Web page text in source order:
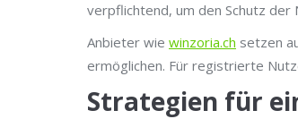
verpflichtend, um den Schutz der
Anbieter wie winzoria.ch setzen
ermöglichen. Für registrierte
Strategien für